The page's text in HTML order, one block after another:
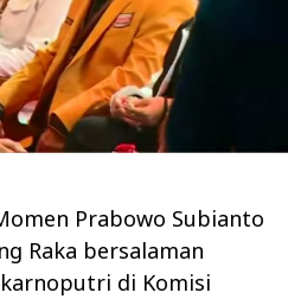
Prabowo Subianto
Raka bersalaman
di Komisi